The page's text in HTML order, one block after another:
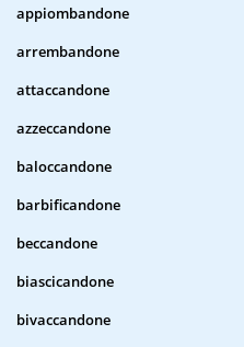
appiombandone
arrembandone
attaccandone
azzeccandone
baloccandone
barbificandone
beccandone
biascicandone
bivaccandone